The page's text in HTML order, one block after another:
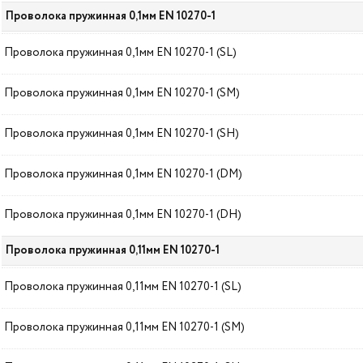
Проволока пружинная 0,1мм EN 10270-1
Проволока пружинная 0,1мм EN 10270-1 (SL)
Проволока пружинная 0,1мм EN 10270-1 (SM)
Проволока пружинная 0,1мм EN 10270-1 (SH)
Проволока пружинная 0,1мм EN 10270-1 (DM)
Проволока пружинная 0,1мм EN 10270-1 (DH)
Проволока пружинная 0,11мм EN 10270-1
Проволока пружинная 0,11мм EN 10270-1 (SL)
Проволока пружинная 0,11мм EN 10270-1 (SM)